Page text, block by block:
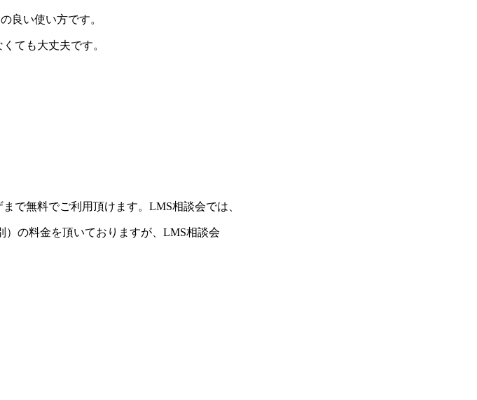
良い使い方です。
ても大丈夫です。
で無料でご利用頂けます。LMS相談会では、
）の料金を頂いておりますが、LMS相談会